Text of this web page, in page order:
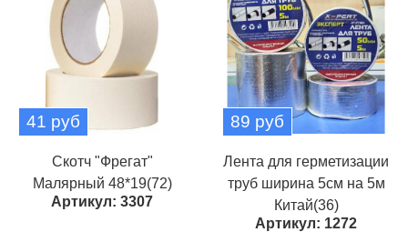
41 руб
Скотч "Фрегат"
Малярный 48*19(72)
Артикул: 3307
89 руб
Лента для герметизации
труб ширина 5см на 5м
Китай(36)
Артикул: 1272